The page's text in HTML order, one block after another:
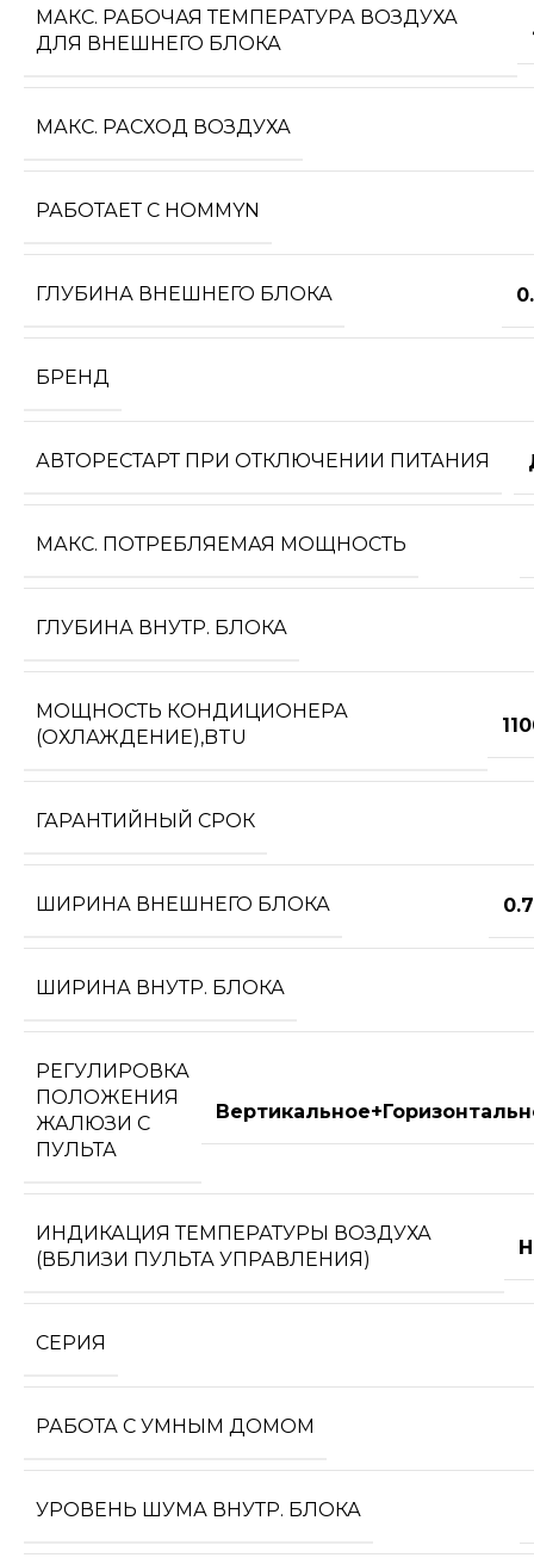
МАКС. РАБОЧАЯ ТЕМПЕРАТУРА ВОЗДУХА
ДЛЯ ВНЕШНЕГО БЛОКА
МАКС. РАСХОД ВОЗДУХА
РАБОТАЕТ С HOMMYN
ГЛУБИНА ВНЕШНЕГО БЛОКА
БРЕНД
АВТОРЕСТАРТ ПРИ ОТКЛЮЧЕНИИ ПИТАНИЯ
МАКС. ПОТРЕБЛЯЕМАЯ МОЩНОСТЬ
ГЛУБИНА ВНУТР. БЛОКА
МОЩНОСТЬ КОНДИЦИОНЕРА
(ОХЛАЖДЕНИЕ),BTU
ГАРАНТИЙНЫЙ СРОК
ШИРИНА ВНЕШНЕГО БЛОКА
ШИРИНА ВНУТР. БЛОКА
РЕГУЛИРОВКА
ПОЛОЖЕНИЯ
ЖАЛЮЗИ С
ПУЛЬТА
ИНДИКАЦИЯ ТЕМПЕРАТУРЫ ВОЗДУХА
(ВБЛИЗИ ПУЛЬТА УПРАВЛЕНИЯ)
СЕРИЯ
РАБОТА С УМНЫМ ДОМОМ
УРОВЕНЬ ШУМА ВНУТР. БЛОКА